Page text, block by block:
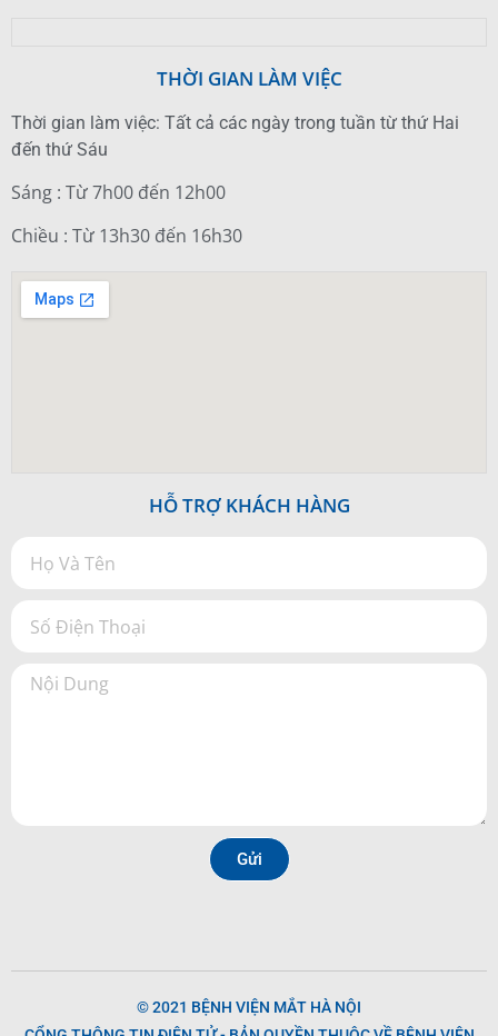
THỜI GIAN LÀM VIỆC
Thời gian làm việc: Tất cả các ngày trong tuần từ thứ Hai
đến thứ Sáu
Sáng : Từ 7h00 đến 12h00
Chiều : Từ 13h30 đến 16h30
HỖ TRỢ KHÁCH HÀNG
Gửi
© 2021 BỆNH VIỆN MẮT HÀ NỘI